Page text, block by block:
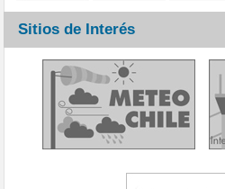
Sitios de Interés